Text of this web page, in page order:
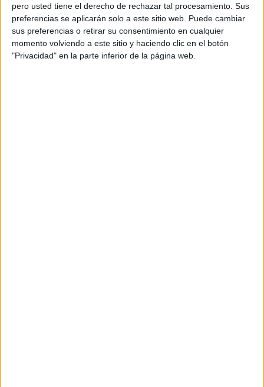
pero usted tiene el derecho de rechazar tal procesamiento. Sus
preferencias se aplicarán solo a este sitio web. Puede cambiar
sus preferencias o retirar su consentimiento en cualquier
momento volviendo a este sitio y haciendo clic en el botón
"Privacidad" en la parte inferior de la página web.
Antevenio un equipo profesional de primer nivel formado por 15 personas, algunas de ellas
vinculadas a Internet prácticamente desde sus inicios en España.
Según fuentes de Antevenio, Shopall facturó 1,4 millones de euros a 31 de octubre de 2009 y